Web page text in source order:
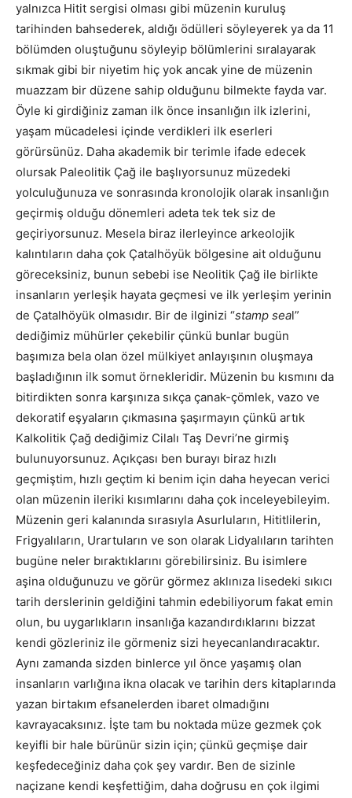
yalnızca Hitit sergisi olması gibi müzenin kuruluş
tarihinden bahsederek, aldığı ödülleri söyleyerek ya da 11
bölümden oluştuğunu söyleyip bölümlerini sıralayarak
sıkmak gibi bir niyetim hiç yok ancak yine de müzenin
muazzam bir düzene sahip olduğunu bilmekte fayda var.
Öyle ki girdiğiniz zaman ilk önce insanlığın ilk izlerini,
yaşam mücadelesi içinde verdikleri ilk eserleri
görürsünüz. Daha akademik bir terimle ifade edecek
olursak Paleolitik Çağ ile başlıyorsunuz müzedeki
yolculuğunuza ve sonrasında kronolojik olarak insanlığın
geçirmiş olduğu dönemleri adeta tek tek siz de
geçiriyorsunuz. Mesela biraz ilerleyince arkeolojik
kalıntıların daha çok Çatalhöyük bölgesine ait olduğunu
göreceksiniz, bunun sebebi ise Neolitik Çağ ile birlikte
insanların yerleşik hayata geçmesi ve ilk yerleşim yerinin
de Çatalhöyük olmasıdır. Bir de ilginizi “stamp seal”
dediğimiz mühürler çekebilir çünkü bunlar bugün
başımıza bela olan özel mülkiyet anlayışının oluşmaya
başladığının ilk somut örnekleridir. Müzenin bu kısmını da
bitirdikten sonra karşınıza sıkça çanak-çömlek, vazo ve
dekoratif eşyaların çıkmasına şaşırmayın çünkü artık
Kalkolitik Çağ dediğimiz Cilalı Taş Devri’ne girmiş
bulunuyorsunuz. Açıkçası ben burayı biraz hızlı
geçmiştim, hızlı geçtim ki benim için daha heyecan verici
olan müzenin ileriki kısımlarını daha çok inceleyebileyim.
Müzenin geri kalanında sırasıyla Asurluların, Hititlilerin,
Frigyalıların, Urartuların ve son olarak Lidyalıların tarihten
bugüne neler bıraktıklarını görebilirsiniz. Bu isimlere
aşina olduğunuzu ve görür görmez aklınıza lisedeki sıkıcı
tarih derslerinin geldiğini tahmin edebiliyorum fakat emin
olun, bu uygarlıkların insanlığa kazandırdıklarını bizzat
kendi gözleriniz ile görmeniz sizi heyecanlandıracaktır.
Aynı zamanda sizden binlerce yıl önce yaşamış olan
insanların varlığına ikna olacak ve tarihin ders kitaplarında
yazan birtakım efsanelerden ibaret olmadığını
kavrayacaksınız. İşte tam bu noktada müze gezmek çok
keyifli bir hale bürünür sizin için; çünkü geçmişe dair
keşfedeceğiniz daha çok şey vardır. Ben de sizinle
naçizane kendi keşfettiğim, daha doğrusu en çok ilgimi